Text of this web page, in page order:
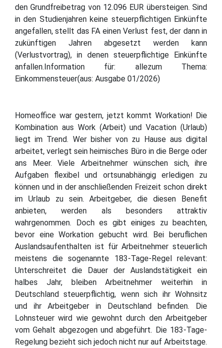
den Grundfreibetrag von 12.096 EUR übersteigen. Sind
in den Studienjahren keine steuerpflichtigen Einkünfte
angefallen, stellt das FA einen Verlust fest, der dann in
zukünftigen Jahren abgesetzt werden kann
(Verlustvortrag), in denen steuerpflichtige Einkünfte
anfallen.Information für: allezum Thema:
Einkommensteuer(aus: Ausgabe 01/2026)
Homeoffice war gestern, jetzt kommt Workation! Die
Kombination aus Work (Arbeit) und Vacation (Urlaub)
liegt im Trend. Wer bisher von zu Hause aus digital
arbeitet, verlegt sein heimisches Büro in die Berge oder
ans Meer. Viele Arbeitnehmer wünschen sich, ihre
Aufgaben flexibel und ortsunabhängig erledigen zu
können und in der anschließenden Freizeit schon direkt
im Urlaub zu sein. Arbeitgeber, die diesen Benefit
anbieten, werden als besonders attraktiv
wahrgenommen. Doch es gibt einiges zu beachten,
bevor eine Workation gebucht wird. Bei beruflichen
Auslandsaufenthalten ist für Arbeitnehmer steuerlich
meistens die sogenannte 183-Tage-Regel relevant:
Unterschreitet die Dauer der Auslandstätigkeit ein
halbes Jahr, bleiben Arbeitnehmer weiterhin in
Deutschland steuerpflichtig, wenn sich ihr Wohnsitz
und ihr Arbeitgeber in Deutschland befinden. Die
Lohnsteuer wird wie gewohnt durch den Arbeitgeber
vom Gehalt abgezogen und abgeführt. Die 183-Tage-
Regelung bezieht sich jedoch nicht nur auf Arbeitstage.